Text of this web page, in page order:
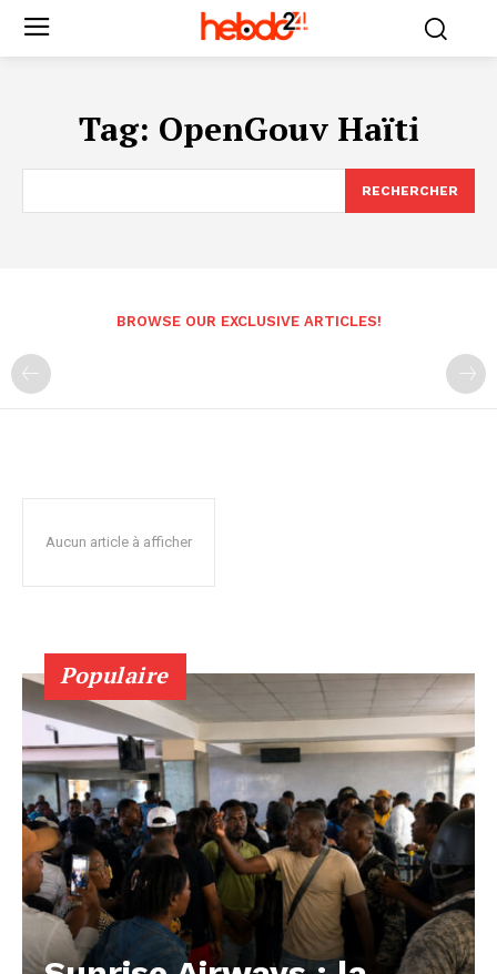
Tag: OpenGouv Haïti
RECHERCHER
BROWSE OUR EXCLUSIVE ARTICLES!
Aucun article à afficher
Populaire